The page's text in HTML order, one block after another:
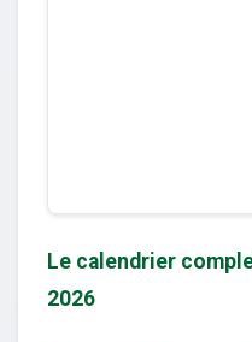
Le calendrier
2026